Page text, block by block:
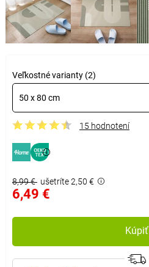
Veľkostné varianty (2)
50 x 80 cm
15 hodnotení
8,99 € ušetríte 2,50 €
6,49 €
Kúpiť